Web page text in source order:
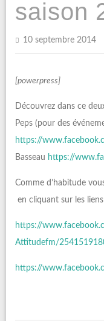
saison
10 septembre 2014
[powerpress]
Découvrez dans ce
Peps (pour des
https://
Basseau https://
Comme d’habitude
en cliquant sur les
https://
Attitudefm/
https://